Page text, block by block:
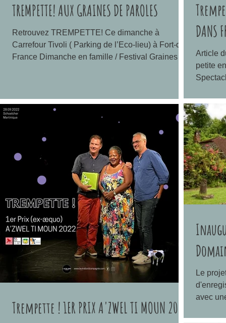
TREMPETTE! AUX GRAINES DE PAROLES
Retrouvez TREMPETTE! Ce dimanche à
Carrefour Tivoli ( Parking de l’Eco-lieu) à Fort-de-
France Dimanche en famille / Festival Graines
DANS
Article
petite
Trempette ! 1ER PRIX A'ZWEL TI MOUN 2022
Le
avec